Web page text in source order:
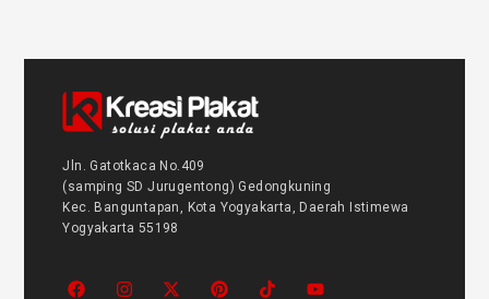
Jln. Gatotkaca No.409
(samping SD Jurugentong) Gedongkuning
Kec. Banguntapan, Kota Yogyakarta, Daerah Istimewa
Yogyakarta 55198